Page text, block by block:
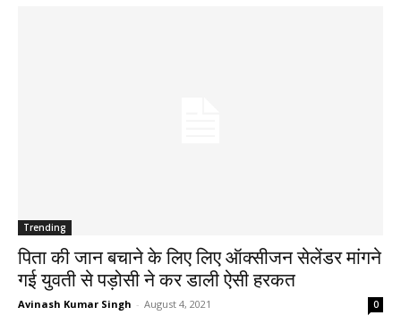
Trending
पिता की जान बचाने के लिए लिए ऑक्सीजन सेलेंडर मांगने
गई युवती से पड़ोसी ने कर डाली ऐसी हरकत
Avinash Kumar Singh - August 4, 2021 0